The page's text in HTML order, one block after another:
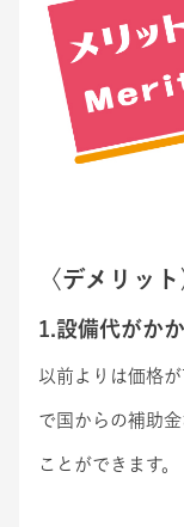
〈デメリット
1.設備代がか
以前よりは価格
で国からの補助
ことができます。